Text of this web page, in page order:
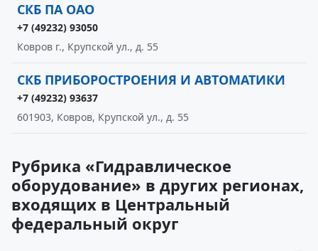
СКБ ПА ОАО
+7 (49232) 93050
Ковров г., Крупской ул., д. 55
СКБ ПРИБОРОСТРОЕНИЯ И АВТОМАТИКИ
+7 (49232) 93637
601903, Ковров, Крупской ул., д. 55
Рубрика «Гидравлическое
оборудование» в других регионах,
входящих в Центральный
федеральный округ